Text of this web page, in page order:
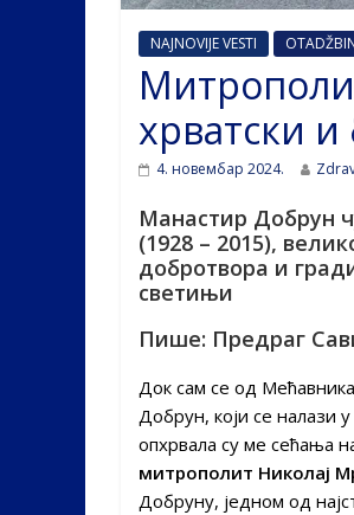
NAJNOVIJE VESTI
хрватски и
4. новембар 2024.
Манастир Добрун
(1928 – 2015),
добротвора и
светињи
Пише: Предраг
Док сам се од
Добрун, који се налази
опхрвала су ме сећања
митрополит Николај
Добруну, једном од